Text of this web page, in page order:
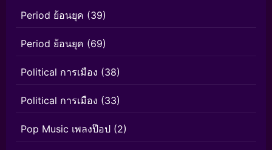
Period ย้อนยุค (39)
Period ย้อนยุค (69)
Political การเมือง (38)
Political การเมือง (33)
Pop Music เพลงป๊อป (2)